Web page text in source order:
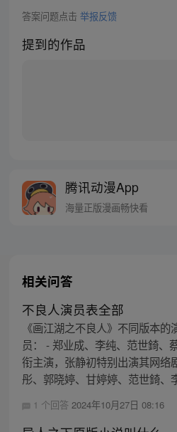
答案问题点击 举报反馈
提到的作品
腾讯动漫App
海量正版漫画畅快看
相关问答
不良人演员表全部
《画江湖之不良人》不同版本
员： - 郑业成、李纯、范世錡、
衔主演，张静初特别出演其网络
彤、郭晓婷、甘婷婷、范世錡、
1 个回答 2024年10月27日 08:16